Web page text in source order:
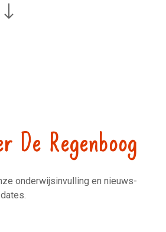
De Regenboog
onderwijsinvulling en nieuws-